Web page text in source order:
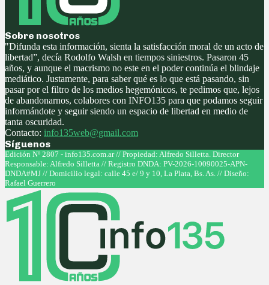
Sobre nosotros
"Difunda esta información, sienta la satisfacción moral de un acto de
libertad”, decía Rodolfo Walsh en tiempos siniestros. Pasaron 45
años, y aunque el macrismo no este en el poder continúa el blindaje
mediático. Justamente, para saber qué es lo que está pasando, sin
pasar por el filtro de los medios hegemónicos, te pedimos que, lejos
de abandonarnos, colabores con INFO135 para que podamos seguir
informándote y seguir siendo un espacio de libertad en medio de
tanta oscuridad.
Contacto: info135web@gmail.com
Síguenos
Facebook
Twitter
Instagram
Youtube
Edición Nº 2807 - info135.com.ar // Propiedad: Alfredo Silletta. Director
Responsable: Alfredo Silletta // Registro DNDA: PV-2026-10090025-APN-
DNDA#MJ // Domicilio legal: calle 45 e/ 9 y 10, La Plata, Bs. As. // Diseño:
Rafael Guerrero